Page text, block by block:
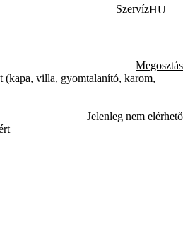
SzervízHU
Megosztás
(kapa, villa, gyomtalanító, karom,
Jelenleg nem elérhető